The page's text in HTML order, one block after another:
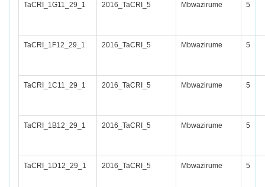
TaCRI_1G11_29_1 2016_TaCRI_5 Mbwazirume 5
TaCRI_1F12_29_1 2016_TaCRI_5 Mbwazirume 5
TaCRI_1C11_29_1 2016_TaCRI_5 Mbwazirume 5
TaCRI_1B12_29_1 2016_TaCRI_5 Mbwazirume 5
TaCRI_1D12_29_1 2016_TaCRI_5 Mbwazirume 5